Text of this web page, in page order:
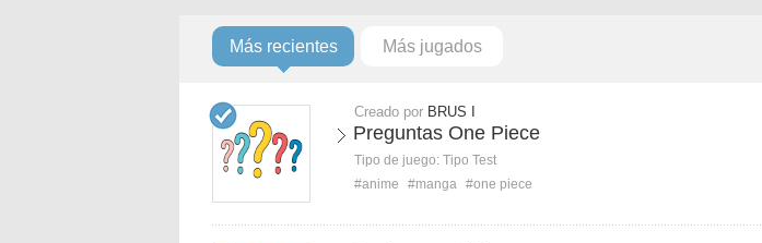
Más recientes Más jugados
Creado por BRUS I
Preguntas One Piece
Tipo de juego: Tipo Test
#anime
#manga #one piece